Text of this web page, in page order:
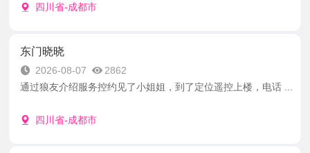
四川省-成都市
东门晓晓
2026-08-07
2862
通过狼友介绍服务控约见了小姐姐，到了定位遥控上楼，电话 ...
四川省-成都市